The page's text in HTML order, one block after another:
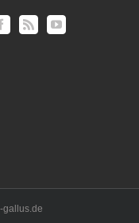
gallus.de